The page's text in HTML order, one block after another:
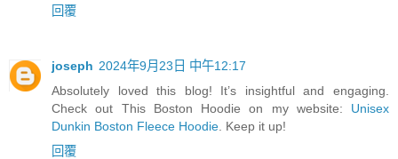
回覆
joseph 2024年9月23日 中午12:17
Absolutely loved this blog! It’s insightful and engaging.
Check out This Boston Hoodie on my website: Unisex
Dunkin Boston Fleece Hoodie . Keep it up!
回覆